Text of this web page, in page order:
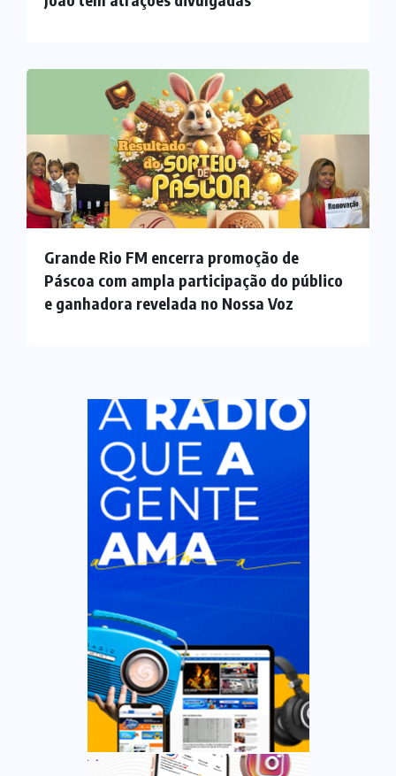
Grande Rio FM encerra promoção de
Páscoa com ampla participação do público
e ganhadora revelada no Nossa Voz